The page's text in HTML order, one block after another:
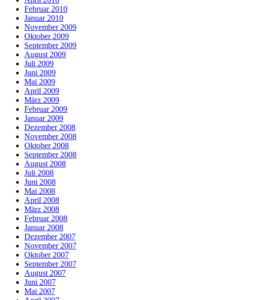
Februar 2010
Januar 2010
November 2009
Oktober 2009
September 2009
August 2009
Juli 2009
Juni 2009
Mai 2009
April 2009
März 2009
Februar 2009
Januar 2009
Dezember 2008
November 2008
Oktober 2008
September 2008
August 2008
Juli 2008
Juni 2008
Mai 2008
April 2008
März 2008
Februar 2008
Januar 2008
Dezember 2007
November 2007
Oktober 2007
September 2007
August 2007
Juni 2007
Mai 2007